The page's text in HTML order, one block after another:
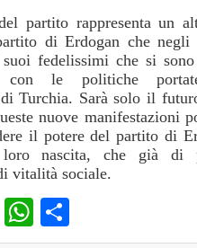
partito rappresenta un
di Erdogan che
fedelissimi che si
con le politiche
Turchia. Sarà solo il
nuove manifestazioni
il potere del partito di
loro nascita, che già di
vitalità sociale.
EmailWhatsApp